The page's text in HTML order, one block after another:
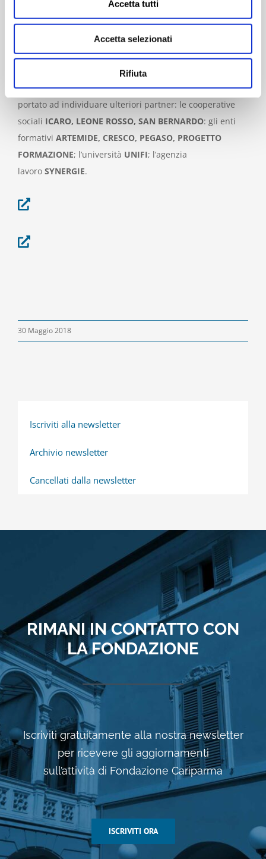
Accetta tutti
Accetta selezionati
Rifiuta
CONFINDUSTRIA EMILIA
PIÙ(agenzia interinale), per promuovere alleanze sul
PINper l’analisi e la valutazione.
L’interesse a testare il modello su più realtà territoriali
significative per la sperimentazione del progetto ha
portato ad individuare ulteriori partner: le cooperative
sociali ICARO, LEONE ROSSO, SAN BERNARDO: gli enti
formativi ARTEMIDE, CRESCO, PEGASO, PROGETTO
FORMAZIONE; l’università UNIFI; l’agenzia
lavoro SYNERGIE.
30 Maggio 2018
Iscriviti alla newsletter
Archivio newsletter
Cancellati dalla newsletter
RIMANI IN CONTATTO CON
LA FONDAZIONE
Iscriviti gratuitamente alla nostra newsletter
per ricevere gli aggiornamenti
sull’attività di Fondazione Cariparma
ISCRIVITI ORA